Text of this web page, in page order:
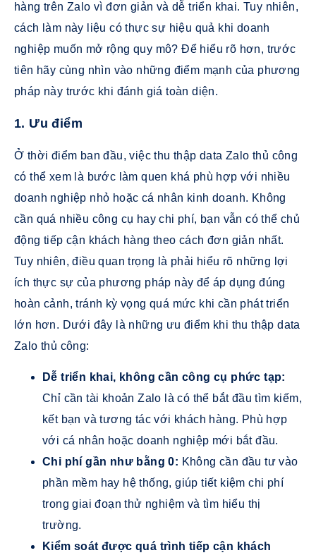
hàng trên Zalo vì đơn giản và dễ triển khai. Tuy nhiên,
cách làm này liệu có thực sự hiệu quả khi doanh
nghiệp muốn mở rộng quy mô? Để hiểu rõ hơn, trước
tiên hãy cùng nhìn vào những điểm mạnh của phương
pháp này trước khi đánh giá toàn diện.
1. Ưu điểm
Ở thời điểm ban đầu, việc thu thập data Zalo thủ công
có thể xem là bước làm quen khá phù hợp với nhiều
doanh nghiệp nhỏ hoặc cá nhân kinh doanh. Không
cần quá nhiều công cụ hay chi phí, bạn vẫn có thể chủ
động tiếp cận khách hàng theo cách đơn giản nhất.
Tuy nhiên, điều quan trọng là phải hiểu rõ những lợi
ích thực sự của phương pháp này để áp dụng đúng
hoàn cảnh, tránh kỳ vọng quá mức khi cần phát triển
lớn hơn. Dưới đây là những ưu điểm khi thu thập data
Zalo thủ công:
Dễ triển khai, không cần công cụ phức tạp:
Chỉ cần tài khoản Zalo là có thể bắt đầu tìm kiếm,
kết bạn và tương tác với khách hàng. Phù hợp
với cá nhân hoặc doanh nghiệp mới bắt đầu.
Chi phí gần như bằng 0: Không cần đầu tư vào
phần mềm hay hệ thống, giúp tiết kiệm chi phí
trong giai đoạn thử nghiệm và tìm hiểu thị
trường.
Kiểm soát được quá trình tiếp cận khách